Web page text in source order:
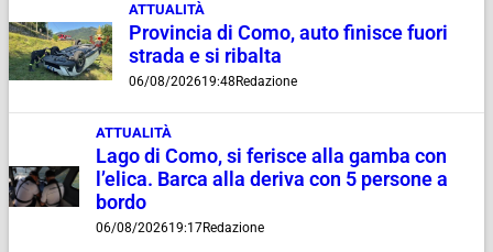
ATTUALITÀ
Provincia di Como, auto finisce fuori
strada e si ribalta
06/08/202619:48 Redazione
ATTUALITÀ
Lago di Como, si ferisce alla gamba con
l’elica. Barca alla deriva con 5 persone a
bordo
06/08/202619:17Redazione